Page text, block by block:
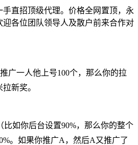
直招顶级代理。价格全网置顶，永
各位团队领导人及散户前来合作对
广一人他上号100个，那么你的拉
新奖。
比如你后台设置90%，那么你的整个
。如果你推广A，然后A又推广了